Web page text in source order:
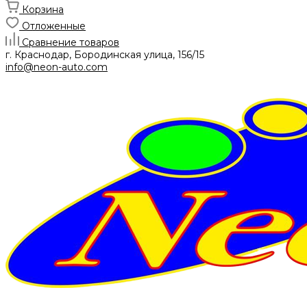
Корзина
Отложенные
Сравнение товаров
г. Краснодар, Бородинская улица, 156/15
info@neon-auto.com